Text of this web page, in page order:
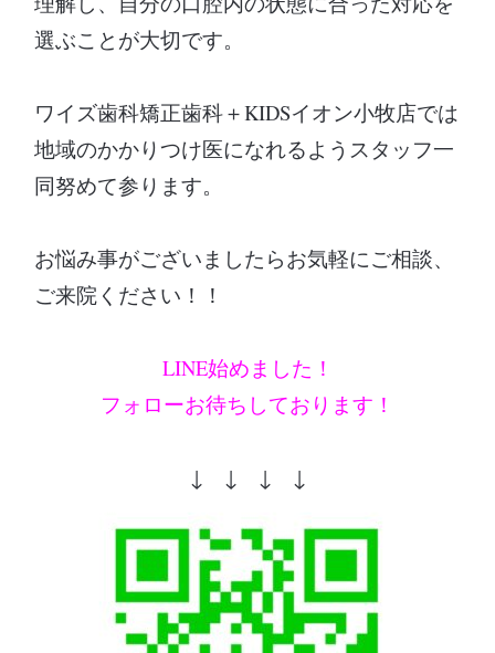
選ぶことが大切です。
ワイズ歯科矯正歯科＋KIDSイオン小牧店では
地域のかかりつけ医になれるようスタッフ一
同努めて参ります。
お悩み事がございましたらお気軽にご相談、
ご来院ください！！
LINE始めました！
フォローお待ちしております！
↓ ↓ ↓ ↓